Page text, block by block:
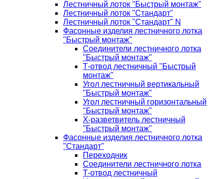
Лестничный лоток "Быстрый монтаж"
Лестничный лоток "Стандарт"
Лестничный лоток "Стандарт" N
Фасонные изделия лестничного лотка
"Быстрый монтаж"
Соединители лестничного лотка
"Быстрый монтаж"
Т-отвод лестничный "Быстрый
монтаж"
Угол лестничный вертикальный
"Быстрый монтаж"
Угол лестничный горизонтальный
"Быстрый монтаж"
Х-разветвитель лестничный
"Быстрый монтаж"
Фасонные изделия лестничного лотка
"Стандарт"
Переходник
Соединители лестничного лотка
Т-отвод лестничный